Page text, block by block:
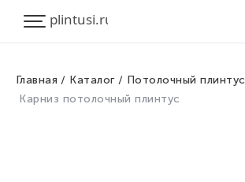
Корзина
Главная Каталог
Потолочный плинтус
Карниз потолочный плинтус